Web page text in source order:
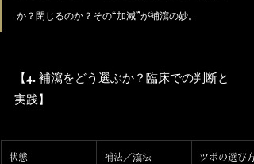
か？閉じるのか？その“加減”が補瀉の妙。
【4. 補瀉をどう選ぶか？臨床での判断と
実践】
状態 補法／瀉法 ツボの選び方